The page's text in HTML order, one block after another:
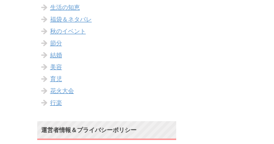
生活の知恵
福袋＆ネタバレ
秋のイベント
節分
結婚
美容
育児
花火大会
行楽
運営者情報＆プライバシーポリシー